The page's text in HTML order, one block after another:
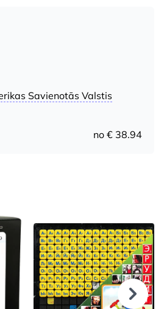
Savienotās Valstis
no € 38.94